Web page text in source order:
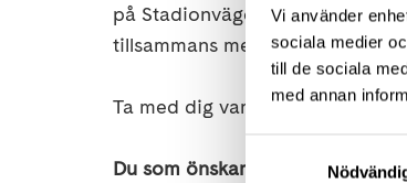
Vi använder
sociala medier
till de sociala
med annan
på Stadionvägen 8. Det är
tillsammans med andra
Ta med dig varma kläder och
Du som önskar stanna och äta